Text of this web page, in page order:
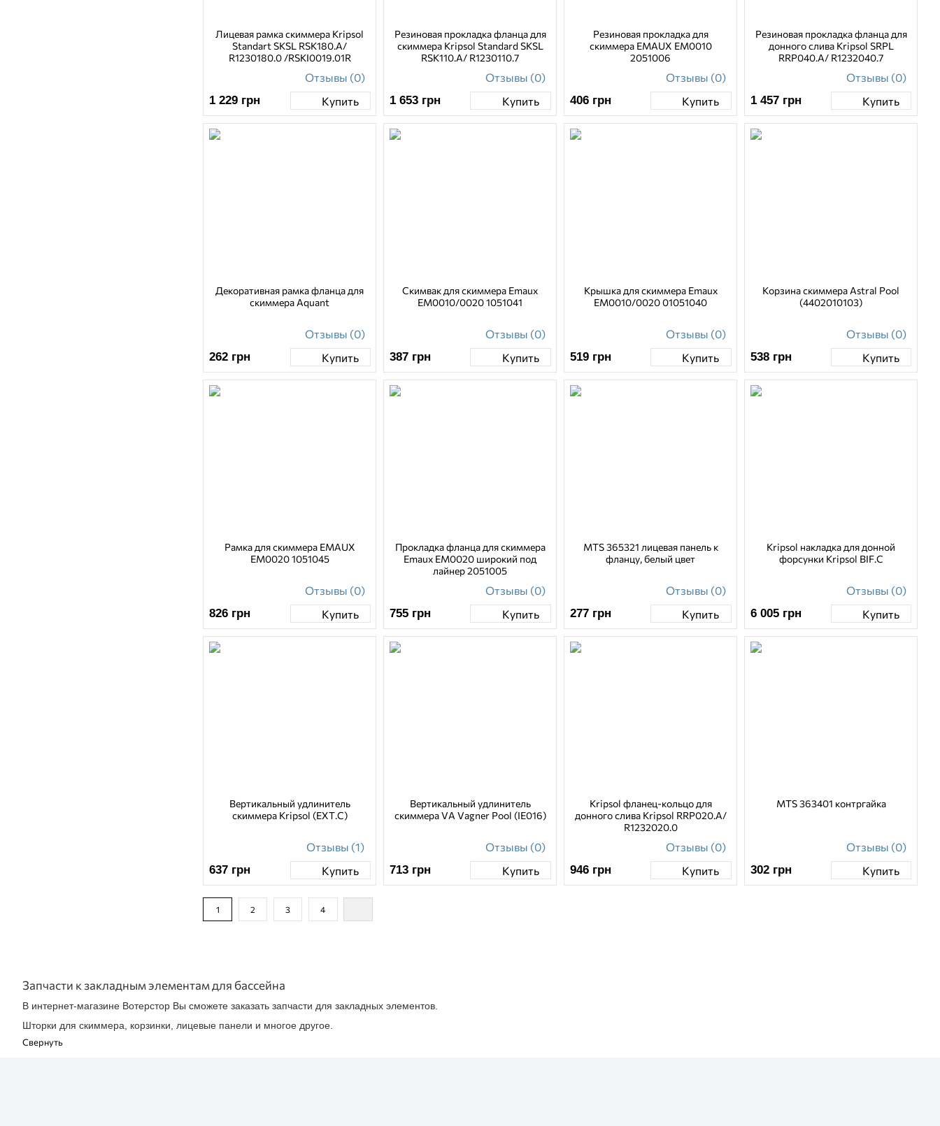
Лицевая рамка скиммера Kripsol
Standart SKSL RSK180.A/
R1230180.0 /RSKI0019.01R
Отзывы (0)
1 229 грн Купить
Резиновая прокладка фланца для
скиммера Kripsol Standard SKSL
RSK110.A/ R1230110.7
Отзывы (0)
1 653 грн Купить
Резиновая прокладка для
скиммера EMAUX EM0010
2051006
Отзывы (0)
406 грн Купить
Резиновая прокладка фланца для
донного слива Kripsol SRPL
RRP040.A/ R1232040.7
Отзывы (0)
1 457 грн Купить
Декоративная рамка фланца для
скиммера Aquant
Отзывы (0)
262 грн Купить
Скимвак для скиммера Emaux
EM0010/0020 1051041
Отзывы (0)
387 грн Купить
Крышка для скиммера Emaux
EM0010/0020 01051040
Отзывы (0)
519 грн Купить
Корзина скиммера Astral Pool
(4402010103)
Отзывы (0)
538 грн Купить
Рамка для скиммера EMAUX
EM0020 1051045
Отзывы (0)
826 грн Купить
Прокладка фланца для скиммера
Emaux EM0020 широкий под
лайнер 2051005
Отзывы (0)
755 грн Купить
MTS 365321 лицевая панель к
фланцу, белый цвет
Отзывы (0)
277 грн Купить
Kripsol накладка для донной
форсунки Kripsol BIF.C
Отзывы (0)
6 005 грн Купить
Вертикальный удлинитель
скиммера Kripsol (EXT.C)
Отзывы (1)
637 грн Купить
Вертикальный удлинитель
скиммера VA Vagner Pool (IE016)
Отзывы (0)
713 грн Купить
Kripsol фланец-кольцо для
донного слива Kripsol RRP020.A/
R1232020.0
Отзывы (0)
946 грн Купить
MTS 363401 контргайка
Отзывы (0)
302 грн Купить
1 2 3 4
Запчасти к закладным элементам для бассейна
В интернет-магазине Вотерстор Вы сможете заказать запчасти для закладных элементов.
Шторки для скиммера, корзинки, лицевые панели и многое другое.